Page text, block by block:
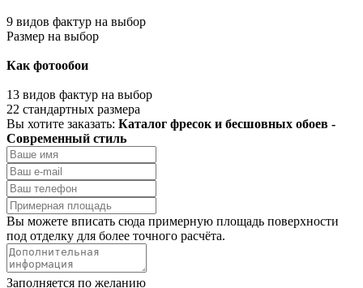
9 видов фактур на выбор
Размер на выбор
Как фотообои
13 видов фактур на выбор
22 стандартных размера
Вы хотите заказать: Каталог фресок и бесшовных обоев -
Современный стиль
Вы можете вписать сюда примерную площадь поверхности
под отделку для более точного расчёта.
Заполняется по желанию